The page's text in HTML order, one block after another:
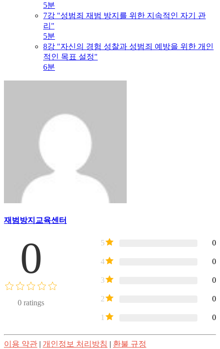
5분
7강 "성범죄 재범 방지를 위한 지속적인 자기 관
리"
5분
8강 "자신의 경험 성찰과 성범죄 예방을 위한 개인
적인 목표 설정"
6분
재범방지교육센터
0
0 ratings
5 0
4 0
3 0
2 0
1 0
이용 약관 | 개인정보 처리방침 | 환불 규정